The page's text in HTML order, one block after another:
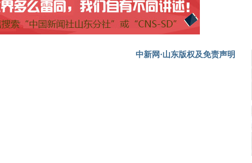
中新网·山东版权及免责声明